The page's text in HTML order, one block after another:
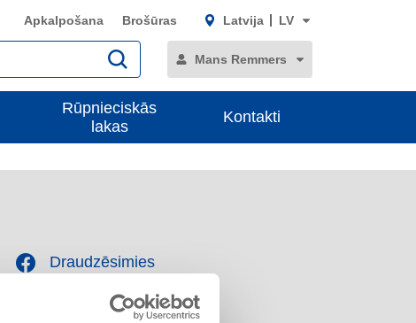
Apkalpošana Brošūras Latvija LV
Mans Remmers
Rūpnieciskās
lakas
Kontakti
Draudzēsimies
Abonējiet mūsu kanālu!